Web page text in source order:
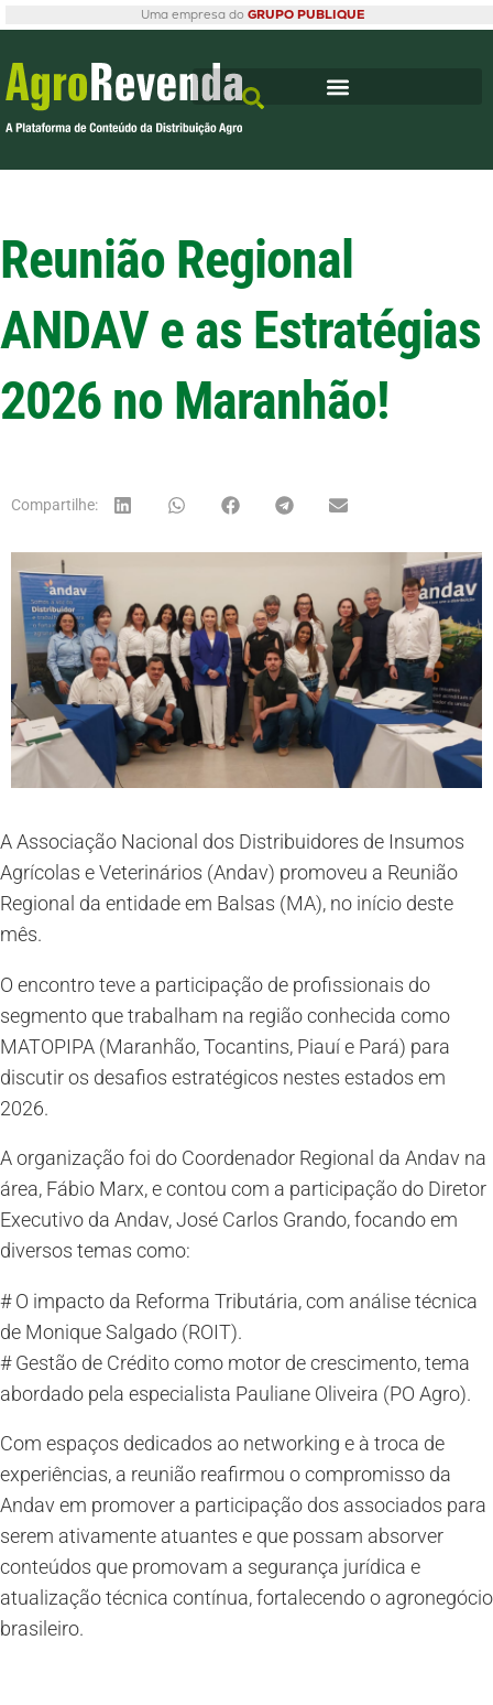
Uma empresa do GRUPO PUBLIQUE
Reunião Regional
ANDAV e as Estratégias
2026 no Maranhão!
Compartilhe:
A Associação Nacional dos Distribuidores de Insumos
Agrícolas e Veterinários (Andav) promoveu a Reunião
Regional da entidade em Balsas (MA), no início deste
mês.
O encontro teve a participação de profissionais do
segmento que trabalham na região conhecida como
MATOPIPA (Maranhão, Tocantins, Piauí e Pará) para
discutir os desafios estratégicos nestes estados em
2026.
A organização foi do Coordenador Regional da Andav na
área, Fábio Marx, e contou com a participação do Diretor
Executivo da Andav, José Carlos Grando, focando em
diversos temas como:
# O impacto da Reforma Tributária, com análise técnica
de Monique Salgado (ROIT).
# Gestão de Crédito como motor de crescimento, tema
abordado pela especialista Pauliane Oliveira (PO Agro).
Com espaços dedicados ao networking e à troca de
experiências, a reunião reafirmou o compromisso da
Andav em promover a participação dos associados para
serem ativamente atuantes e que possam absorver
conteúdos que promovam a segurança jurídica e
atualização técnica contínua, fortalecendo o agronegócio
brasileiro.